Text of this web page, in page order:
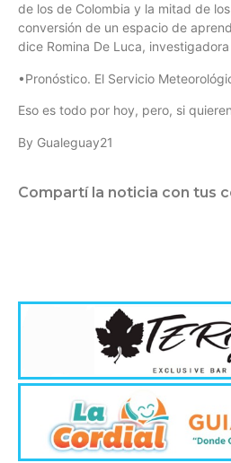
de los de Colombia y la mitad de
conversión de un espacio de
dice Romina De Luca,
•Pronóstico. El Servicio
Eso es todo por hoy, pero, si
By Gualeguay21
Compartí la noticia con tus